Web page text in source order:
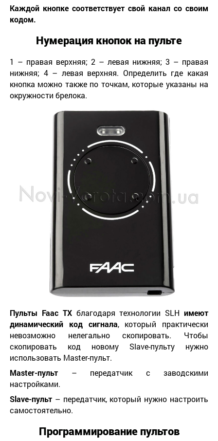
Каждой кнопке соответствует свой канал со своим
кодом.
Нумерация кнопок на пульте
1 – правая верхняя; 2 – левая нижняя; 3 – правая
нижняя; 4 – левая верхняя. Определить где какая
кнопка можно также по точкам, которые указаны на
окружности брелока.
Пульты FaacТХблагодаря технологии SLHимеют
динамический код сигнала, который практически
невозможно нелегально скопировать. Чтобы
скопировать код новому Slave-пульту нужно
использовать Master-пульт.
Master-пульт – передатчик с заводскими
настройками.
Slave-пульт – передатчик, который нужно настроить
самостоятельно.
Программирование пультов